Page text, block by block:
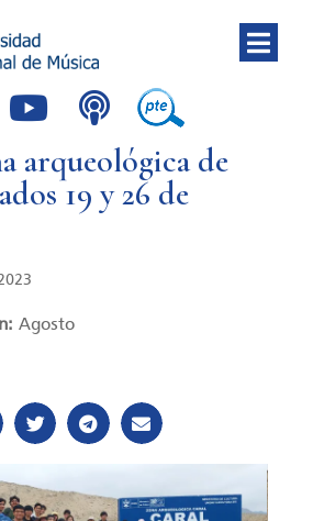
arqueológica de
19 y 26 de
Agosto